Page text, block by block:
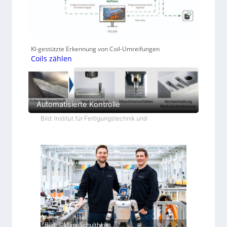
KI-gestützte Erkennung von Coil-Umreifungen
Coils zählen
Automatisierte Kontrolle
Bild: Institut für Fertigungstechnik und
Bild: ©Marc Schultheiss